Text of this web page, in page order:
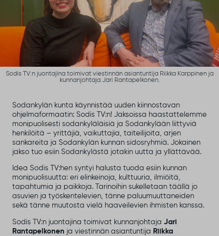
Sodis TV:n juontajina toimivat viestinnän asiantuntija Riikka Karppinen ja
kunnanjohtaja Jari Rantapelkonen.
Sodankylän kunta käynnistää uuden kiinnostavan
ohjelmaformaatin: Sodis TV:n! Jaksoissa haastattelemme
monipuolisesti sodankyläläisiä ja Sodankylään liittyviä
henkilöitä – yrittäjiä, vaikuttajia, taiteilijoita, arjen
sankareita ja Sodankylän kunnan sidosryhmiä. Jokainen
jakso tuo esiin Sodankylästä jotakin uutta ja yllättävää.
Idea Sodis TV:hen syntyi halusta tuoda esiin kunnan
monipuolisuutta: eri elinkeinoja, kulttuuria, ilmiöitä,
tapahtumia ja paikkoja. Tarinoihin sukelletaan täällä jo
asuvien ja työskentelevien, tänne paluumuuttaneiden
sekä tänne muutosta vielä haaveilevien ihmisten kanssa.
Sodis TV:n juontajina toimivat kunnanjohtaja Jari
Rantapelkonen ja viestinnän asiantuntija Riikka